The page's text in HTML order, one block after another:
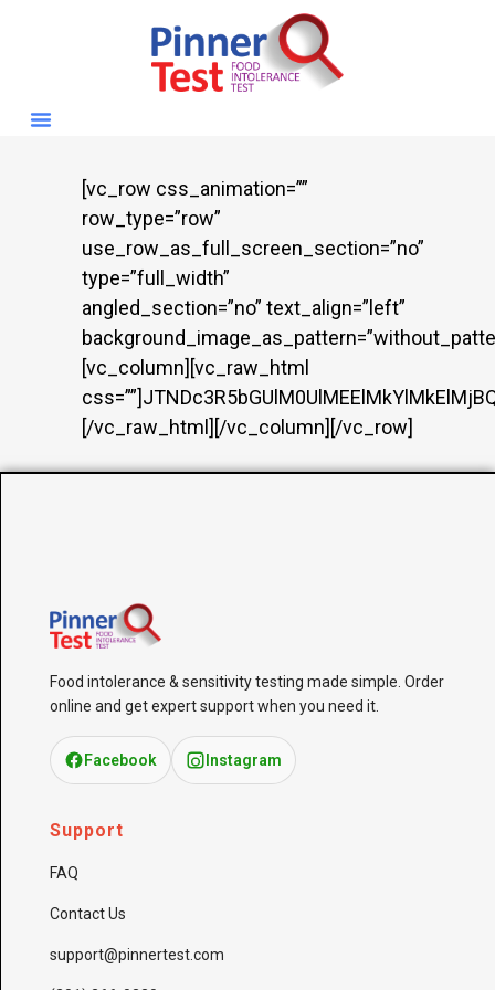
[vc_row css_animation=”” row_type=”row” use_row_as_full_screen_section=”no” type=”full_width” angled_section=”no” text_align=”left” background_image_as_pattern=”without_pattern”][vc_column][vc_raw_html css=””]JTNDc3R5bGUlM0UlMEElMkYlMkElMjBQUkVNSVVNJTIwTElOSyUyMFNUWUxFJTIwRk9SJTIwQUxMJTIwU0VPJTIwUEFHRVMlMjAlMkElMkYlMEEucHQtcGFnZSUyMGElMjAlN0IlMEElMjAlMjBjb2xvciUzQSUyMCUyMzBmMzY4NiUzQiUwQSUyMCUyMGZvbnQtd2VpZ2h0JTNBJTIwNTAwJTNCJTBBJTIwJTIwdGV4dC1kZWNvcmF0aW9uJTNBJTIwbm9uZSUzQiUwQSUyMCUyMGJvcmRlci1ib3R0b20lM0ElMjAxcHglMjBzb2xpZCUyMHRyYW5zcGFyZW50JTNCJTBBJTIwJTIwdHJhbnNpdGlvbiUzQSUyMGNvbG9yJTIwMC4yNXMlMjBlYXNlJTJDJTIwYm9yZGVyLWNvbG9yJTIwMC4yNXMlMjBlYXNlJTNCJTBBJTdEJTBBJTBBLnB0LXBhZ2UlMjBhJTNBaG92ZXIlMjAlN0IlMEElMjAlMjBjb2xvciUzQSUyMCUyMzBhMmQ2NiUzQiUwQSUyMCUyMGJvcmRlci1ib3R0b20lM0ElMjAxcHglMjBzb2xpZCUyMCUyMzBhMmQ2NiUzQiUwQSU3RCUwQSUwQS5wdC1wYWdlJTIwYSUzQXZpc2l0ZWQlMjAlN0IlMEElMjAlMjBjb2xvciUzQSUyMCUyMzBmMzY4NiUzQiUwQSU3RCUwQSUwQSUyRiUyQSUyMEJBU0UlMjBMQVlPVVQlMjAlMkElMkYlMEEucHQtcGFnZSUyMCU3QiUwQSUyMCUyMG1heC13aWR0aCUzQSUyMDExODBweCUzQiUwQSUyMCUyMG1hcmdpbiUzQSUyMDAlMjBhdXRvJTNCJTBBJTIwJTIwcGFkZGluZyUzQSUyMDQwcHglMjAyMHB4JTIwOTBweCUzQiUwQSUyMCUyMGZvbnQtZmFtaWx5JTNBJTIwQXJpYWwlMkMlMjBzYW5zLXNlcmlmJTNCJTBBJTIwJTIwY29sb3IlM0ElMjAlMjMxYTFhMWElM0IlMEElMjAlMjBsaW5lLWhlaWdodCUzQSUyMDEuNyUzQiUwQSU3RCUwQSUwQSUyRiUyQSUyMEhFUk8lMjAlMkElMkYlMEEucHQtaGVybyUyMCU3QiUwQSUyMCUyMGRpc3BsYXklM0ElMjBmbGV4JTNCJTBBJTIwJTIwZ2FwJTNBJTIwNTBweCUzQiUwQSUyMCUyMGFsaWduLWl0ZW1zJTNBJTIwY2VudGVyJTNCJTBBJTIwJTIwanVzdGlmeS1jb250ZW50JTNBJTIwc3BhY2UtYmV0d2VlbiUzQiUwQSUyMCUyMHBhZGRpbmclM0ElMjA1MHB4JTIwNDBweCUzQiUwQSUyMCUyMGJvcmRlci1yYWRpdXMlM0ElMjAyMnB4JTNCJTBBJTIwJTIwYmFja2dyb3VuZCUzQSUyMGxpbmVhci1ncmFkaWVudCUyODEzNWRlZyUyQyUyMCUyM2Y4ZmFmZiUyQyUyMCUyM2ZmZmZmZiUyOSUzQiUwQSUyMCUyMG1hcmdpbi1ib3R0b20lM0ElMjA3MHB4JTNCJTBBJTIwJTIwYm9yZGVyJTNBJTIwMXB4JTIwc29saWQlMjAlMjNlZWYxZmYlM0IlMEElN0QlMEElMEEucHQtaGVyby10ZXh0JTIwJTdCJTIwZmxleCUzQSUyMDElM0IlMjAlN0QlMEElMEEucHQta2lja2VyJTIwJTdCJTBBJTIwJTIwZm9udC1zaXplJTNBJTIwMTNweCUzQiUwQSUyMCUyMGxldHRlci1zcGFjaW5nJTNBJTIwMC4xOGVtJTNCJTBBJTIwJTIwdGV4dC10cmFuc2Zvcm0lM0ElMjB1cHBlcmNhc2UlM0IlMEElMjAlMjBmb250LXdlaWdodCUzQSUyMDcwMCUzQiUwQSUyMCUyMGNvbG9yJTNBJTIwJTIzZDMyZDJkJTNCJTBBJTIwJTIwbWFyZ2luLWJvdHRvbSUzQSUyMDEwcHglM0IlMEElN0QlMEElMEEucHQtaGVyby10ZXh0JTIwaDElMjAlN0IlMEElMjAlMjBmb250LXNpemUlM0ElMjA0MnB4JTNCJTBBJTIwJTIwZm9udC13ZWlnaHQlM0ElMjA4MDAlM0IlMEElMjAlMjBtYXJnaW4tYm90dG9tJTNBJTIwMTRweCUzQiUwQSUyMCUyMGxpbmUtaGVpZ2h0JTNBJTIwMS4yNSUzQiUwQSU3RCUwQSUwQS5wdC1oZXJvLXRleHQlMjBwJTIwJTdCJTBBJTIwJTIwZm9udC1zaXplJTNBJTIwMThweCUzQiUwQSUyMCUyMGNvbG9yJTNBJTIwJTIzNDQ0JTNCJTBBJTIwJTIwbWFyZ2luLWJvdHRvbSUzQSUyMDIwcHglM0IlMEElN0QlMEElMEEucHQtYmFkZ2VzJTIwJTdCJTBBJTIwJTIwZGlzcGxheSUzQSUyMGZsZXglM0IlMEElMjAlMjBmbGV4LXdyYXAlM0ElMjB3cmFwJTNCJTBBJTIwJTIwZ2FwJTNBJTIwMTJweCUzQiUwQSUyMCUyMG1hcmdpbi1ib3R0b20lM0ElMjAyOHB4JTNCJTBBJTdEJTBBJTBBLnB0LWJhZGdlcyUyMHNwYW4lMjAlN0IlMEElMjAlMjBmb250LXNpemUlM0ElMjAxM3B4JTNCJTBBJTIwJTIwcGFkZGluZyUzQSUyMDdweCUyMDE0cHglM0IlMEElMjAlMjBiYWNrZ3JvdW5kJTNBJTIwJTIzZmZmZmZmJTNCJTBBJTIwJTIwYm9yZGVyLXJhZGl1cyUzQSUyMDE0cHglM0IlMEElMjAlMjBib3JkZXIlM0ElMjAxcHglMjBzb2xpZCUyMCUyM2U0ZThmZiUzQiUwQSU3RCUwQSUwQSUyRiUyQSUyMENUQSUyMEJVVFRPTiUyMCVFMiU4MCU5MyUyMG92ZXJyaWRlJTIwbGluayUyMHN0eWxlcyUyMCUyQSUyRiUwQS5wdC1wYWdlJTIwYS5wdC1idG4tcHJpbWFyeSUyQyUwQS5wdC1wYWdlJTIwYS5wdC1idG4tcHJpbWFyeSUzQXZpc2l0ZWQlMjAlN0IlMEElMjAlMjBkaXNwbGF5JTNBJTIwaW5saW5lLWJsb2NrJTNCJTBBJTIwJTIwcGFkZGluZyUzQSUyMDE0cHglMjAzMnB4JTNCJTBBJTIwJTIwYmFja2dyb3VuZCUzQSUyMGxpbmVhci1ncmFkaWVudCUyODEzNWRlZyUyQyUyMCUyM2U1MzkzNSUyQyUyMCUyM2M2MjgyOCUyOSUzQiUwQSUyMCUyMGNvbG9yJTNBJTIwJTIzZmZmZmZmJTNCJTBBJTIwJTIwYm9yZGVyLXJhZGl1cyUzQSUyMDQwcHglM0IlMEElMjAlMjBmb250LXdlaWdodCUzQSUyMDcwMCUzQiUwQSUyMCUyMGZvbnQtc2l6ZSUzQSUyMDE2cHglM0IlMEElMjAlMjBsZXR0ZXItc3BhY2luZyUzQSUyMDAuM3B4JTNCJTBBJTIwJTIwdGV4dC1kZWNvcmF0aW9uJTNBJTIwbm9uZSUzQiUwQSUyMCUyMGJvcmRlci1ib3R0b20lM0ElMjBub25lJTNCJTBBJTIwJTIwYm94LXNoYWRvdyUzQSUyMDAlMjA4cHglMjAyMHB4JTIwcmdiYSUyODIyOSUyQyUyMDU3JTJDJTIwNTMlMkMlMjAwLjI4JTI5JTNCJTBBJTIwJTIwdHJhbnNpdGlvbiUzQSUyMGFsbCUyMDAuMjVzJTIwZWFzZSUzQiUwQSU3RCUwQSUwQS5wdC1wYWdlJTIwYS5wdC1idG4tcHJpbWFyeSUzQWhvdmVyJTIwJTdCJTBBJTIwJTIwYmFja2dyb3VuZCUzQSUyMGxpbmVhci1ncmFkaWVudCUyODEzNWRlZyUyQyUyMCUyM2QzMmYyZiUyQyUyMCUyM2I3MWMxYyUyOSUzQiUwQSUyMCUyMGJveC1zaGFkb3clM0ElMjAwJTIwMTBweCUyMDI2cHglMjByZ2JhJTI4MjI5JTJDJTIwNTclMkMlMjA1MyUyQyUyMDAuMzglMjklM0IlMEElMjAlMjB0cmFuc2Zvcm0lM0ElMjB0cmFuc2xhdGVZJTI4LTJweCUyOSUzQiUwQSUyMCUyMGNvbG9yJTNBJTIwJTIzZmZmZmZmJTNCJTBBJTIwJTIwYm9yZGVyLWJvdHRvbSUzQSUyMG5vbmUlM0IlMEElN0QlMEElMEElMkYlMkElMjBIRVJPJTIwSU1BR0UlMjAlMkElMkYlMEEucHQtaGVyby1pbWFnZSUyMCU3QiUwQSUyMCUyMGZsZXglM0ElMjAwJTIwMCUyMDM4MHB4JTNCJTBBJTIwJTIwYmFja2dyb3VuZCUzQSUyMCUyM2ZmZiUzQiUwQSUyMCUyMHBhZGRpbmclM0ElMjAyMHB4JTNCJTBBJTIwJTIwYm9yZGVyLXJhZGl1cyUzQSUyMDIwcHglM0IlMEElMjAlMjBib3gtc2hhZG93JTNBJTIwMCUyMDIwcHglMjA0NXB4JTIwcmdiYSUyODAlMkMwJTJDMCUyQzAuMTIlMjklM0IlMEElMjAlMjBib3JkZXIlM0ElMjAxcHglMjBzb2xpZCUyMCUyM2YwZjJmZiUzQiUwQSU3RCUwQSUwQS5wdC1oZXJvLWltYWdlJTIwaW1nJTIwJTdCJTBBJTIwJTIwd2lkdGglM0ElMjAxMDAlMjUlM0IlMEElMjAlMjBib3JkZXItcmFkaXVzJTNBJTIwMTZweCUzQiUwQSUyMCUyMGRpc3BsYXklM0ElMjBibG9jayUzQiUwQSU3RCUwQSUwQSUyRiUyQSUyMFNFQ1RJT05TJTIwJTJBJTJGJTBBLnB0LXNlY3Rpb24lMjAlN0IlMjBtYXJnaW4tYm90dG9tJTNBJTIwNjBweCUzQiUyMCU3RCUwQSUwQS5wdC1zZWN0aW9uJTIwaDIlMjAlN0IlMEElMjAlMjBmb250LXNpemUlM0ElMjAzMHB4JTNCJTBBJTIwJTIwbWFyZ2luLWJvdHRvbSUzQSUyMDE0cHglM0IlMEElN0QlMEElMEEucHQtc2VjdGlvbiUyMHAlMjAlN0IlMjBtYXJnaW4tYm90dG9tJTNBJTIwMTBweCUzQiUyMCU3RCUwQSUwQS5wdC1oaWdobGlnaHQlMjAlN0IlMEElMjAlMjBwYWRkaW5nJTNBJTIwMThweCUyMDIwcHglM0IlMEElMjAlMjBiYWNrZ3JvdW5kJTNBJTIwJTIzZjlmYWZmJTNCJTBBJTIwJTIwYm9yZGVyLWxlZnQlM0ElMjA0cHglMjBzb2xpZCUyMCUyM2IyMjY4YiUzQiUwQSUyMCUyMGJvcmRlci1yYWRpdXMlM0ElMjAxMHB4JTNCJTBBJTIwJTIwbWFyZ2luJTNBJTIwMTVweCUyMDAlMjAyNXB4JTNCJTBBJTdEJTBBJTBBJTJGJTJBJTIwVFdPJTIwQ09MVU1OUyUyMCUyQSUyRiUwQS5wdC1jb2x1bW5zJTIwJTdCJTBBJTIwJTIwZGlzcGxheSUzQSUyMGdyaWQlM0IlMEElMjAlMjBncmlkLXRlbXBsYXRlLWNvbHVtbnMlM0ElMjByZXBlYXQlMjgyJTJDJTIwbWlubWF4JTI4MCUyQzFmciUyOSUyOSUzQiUwQSUyMCUyMGdhcCUzQSUyMDMwcHglM0IlMEElN0QlMEElMEElMkYlMkElMjBDSEVDS0xJU1QlMjAlMkElMkYlMEEucHQtY2hlY2tsaXN0JTIwJTdCJTBBJTIwJTIwcGFkZGluZy1sZWZ0JTNBJTIwMCUzQiUwQSUyMCUyMGxpc3Qtc3R5bGUlM0ElMjBub25lJTNCJTBBJTdEJTBBJTBBLnB0LWNoZWNrbGlzdCUyMGxpJTIwJTdCJTBBJTIwJTIwcG9zaXRpb24lM0ElMjByZWxhdGl2ZSUzQiUwQSUyMCUyMHBhZGRpbmctbGVmdCUzQSUyMDI0cHglM0IlMEElMjAlMjBtYXJnaW4tYm90dG9tJTNBJTIwMTBweCUzQiUwQSUyMCUyMGZvbnQtc2l6ZSUzQSUyMDE2cHglM0IlMEElN0QlMEElMEEucHQtY2hlY2tsaXN0JTIwbGklM0ElM0FiZWZvcmUlMjAlN0IlMEElMjAlMjBjb250ZW50JTNBJTIwJTIyJUUyJTlDJTkzJTIyJTNCJTBBJTIwJTIwcG9zaXRpb24lM0ElMjBhYnNvbHV0ZSUzQiUwQSUyMCUyMGxlZnQlM0ElMjAwJTNCJTBBJTIwJTIwdG9wJTNBJTIwMCUzQiUwQSUyMCUyMGNvbG9yJTNBJTIwJTIzMjhhNzQ1JTNCJTBBJTIwJTIwZm9udC13ZWlnaHQlM0ElMjA3MDAlM0IlMEElN0QlMEElMEElMkYlMkElMjBGQVElMjBBQ0NPUkRJT04lMjAlMkElMkYlMEEucHQtZmFxJTIwJTdCJTIwbWFyZ2luLXRvcCUzQSUyMDEwcHglM0IlMjAlN0QlMEElMEEucHQtYWNjb3JkaW9uLWl0ZW0lMjAlN0IlMEElMjAlMjBib3JkZXIlM0ElMjAxcHglMjBzb2xpZCUyMCUyM2U1ZThmZiUzQiUwQSUyMCUyMGJvcmRlci1yYWRpdXMlM0ElMjAxNHB4JTNCJTBBJTIwJTIwbWFyZ2luLWJvdHRvbSUzQSUyMDEycHglM0IlMEElMjAlMjBvdmVyZmxvdyUzQSUyMGhpZGRlbiUzQiUwQSUyMCUyMGJhY2tncm91bmQlM0ElMjAlMjNmZmZmZmYlM0IlMEElMjAlMjBib3gtc2hhZG93JTNBJTIwMCUyMDRweCUyMDE2cHglMjByZ2JhJTI4MCUyQzAlMkMwJTJDMC4wNSUyOSUzQiUwQSU3RCUwQSUwQS5wdC1hY2NvcmRpb24tdGl0bGUlMjAlN0IlMEElMjAlMjB3aWR0aCUzQSUyMDEwMCUyNSUzQiUwQSUyMCUyMHRleHQtYWxpZ24lM0ElMjBsZWZ0JTNCJTBBJTIwJTIwYmFja2dyb3VuZCUzQSUyMCUyM2Y5ZmFmZiUzQiUwQSUyMCUyMGJvcmRlciUzQSUyMG5vbmUlM0IlMEElMjAlMjBwYWRkaW5nJTNBJTIwMTZweCUyMDIwcHglM0IlMEElMjAlMjBmb250LXNpemUlM0ElMjAxN3B4JTNCJTBBJTIwJTIwZm9udC13ZWlnaHQlM0ElMjA2MDAlM0IlMEElMjAlMjBjdXJzb3IlM0ElMjBwb2ludGVyJTNCJTBBJTIwJTIwb3V0bGluZSUzQSUyMG5vbmUlM0IlMEElMjAlMjBjb2xvciUzQSUyMCUyMzBmMzY4NiUzQiUwQSUyMCUyMGRpc3BsYXklM0ElMjBmbGV4JTNCJTBBJTIwJTIwanVzdGlmeS1jb250ZW50JTNBJTIwc3BhY2UtYmV0d2VlbiUzQiUwQSUyMCUyMGFsaWduLWl0ZW1zJTNBJTIwY2VudGVyJTNCJTBBJTIwJTIwdHJhbnNpdGlvbiUzQSUyMGJhY2tncm91bmQlMjAwLjJzJTNCJTBBJTdEJTBBJTBBLnB0LWFjY29yZGlvbi10aXRsZSUzQSUzQWFmdGVyJTIwJTdCJTBBJTIwJTIwY29udGVudCUzQSUyMCUyMiUyQiUyMiUzQiUwQSUyMCUyMGZvbnQtc2l6ZSUzQSUyMDIwcHglM0IlMEElMjAlMjBmb250LXdlaWdodCUzQSUyMDcwMCUzQiUwQSUyMCUyMGNvbG9yJTNBJTIwJTIzMGYzNjg2JTNCJTBBJTdEJTBBJTBBLnB0LWFjY29yZGlvbi10aXRsZS5hY3RpdmUlMjAlN0IlMEElMjAlMjBiYWNrZ3JvdW5kJTNBJTIwJTIzZjFmNGZmJTNCJTBBJTdEJTBBJTBBLnB0LWFjY29yZGlvbi10aXRsZS5hY3RpdmUlM0ElM0FhZnRlciUyMCU3QiUwQSUyMCUyMGNvbnRlbnQlM0ElMjAlMjIlRTIlODAlOTMlMjIlM0IlMEElN0QlMEElMEEucHQtYWNjb3JkaW9uLWNvbnRlbnQlMjAlN0IlMEElMjAlMjBtYXgtaGVpZ2h0JTNBJTIwMCUzQiUwQSUyMCUyMG92ZXJmbG93JTNBJTIwaGlkZGVuJTNCJTBBJTIwJTIwYmFja2dyb3VuZCUzQSUyMCUyM2ZmZmZmZiUzQiUwQSUyMCUyMHBhZGRpbmclM0ElMjAwJTIwMjBweCUzQiUwQSUyMCUyMHRyYW5zaXRpb24lM0ElMjBtYXgtaGVpZ2h0JTIwMC4zNXMlMjBlYXNlJTNCJTBBJTdEJTBBJTBBLnB0LWFjY29yZGlvbi1jb250ZW50JTIwcCUyMCU3QiUwQSUyMCUyMG1hcmdpbiUzQSUyMDE2cHglMjAwJTIwMThweCUzQiUwQSUyMCUyMGZvbnQtc2l6ZSUzQSUyMDE1cHglM0IlMEElN0QlMEElMEElMkYlMkElMjBSRVNQT05TSVZFJTIwJTJBJTJGJTBBJTQwbWVkaWElMjAlMjhtYXgtd2lkdGglM0ElMjA5MDBweCUyOSUyMCU3QiUwQSUyMCUyMC5wdC1oZXJvJTIwJTdCJTIwZmxleC1kaXJlY3Rpb24lM0ElMjBjb2x1bW4lM0IlMjB0ZXh0LWFsaWduJTNBJTIwY2VudGVyJTNCJTIwcGFkZGluZyUzQSUyMDMycHglMjAyNHB4JTNCJTIwJTdEJTBBJTIwJTIwLnB0LWhlcm8taW1hZ2UlMjAlN0IlMjB3aWR0aCUzQSUyMDEwMCUyNSUzQiUyMG1heC13aWR0aCUzQSUyMDM2MHB4JTNCJTIwJTdEJTBBJTIwJTIwLnB0LWNvbHVtbnMlMjAlN0IlMjBncmlkLXRlbXBsYXRlLWNvbHVtbnMlM0ElMjAxZnIlM0IlMjAlN0QlMEElMjAlMjAucHQtaGVyby10ZXh0JTIwaDElMjAlN0IlMjBmb250LXNpemUlM0ElMjAzMnB4JTNCJTIwJTdEJTBBJTdEJTBBJTNDJTJGc3R5bGUlM0UlMEElMEElM0NkaXYlMjBjbGFzcyUzRCUyMnB0LXBhZ2UlMjIlM0UlMEElMEElMjAlMjAlM0MlMjEtLSUyMEhFUk8lMjAtLSUzRSUwQSUyMCUyMCUzQ3NlY3Rpb24lMjBjbGFzcyUzRCUyMnB0LWhlcm8lMjIlM0UlMEElMjAlMjAlMjAlMjAlM0NkaXYlMjBjbGFzcyUzRCUyMnB0LWhlcm8tdGV4dCUyMiUzRSUwQSUyMCUyMCUyMCUyMCUyMCUyMCUzQ2RpdiUyMGNsYXNzJTNEJTIycHQta2lja2VyJTIyJTNFU3RvbWFjaCUyMENyYW1waW5nJTIwJTI2JTIwRm9vZCUyMEludG9sZXJhbmNlJTNDJTJGZGl2JTNFJTBBJTIwJTIwJTIwJTIwJTIwJTIwJTNDaDElM0VTdG9tYWNoJTIwQ3JhbXBpbmclMjAlMjYlMjBQYWluJTNBJTIwQ291bGQlMjBhJTIwRm9vZCUyMFNlbnNpdGl2aXR5JTIwQmUlMjBCZWhpbmQlMjBZb3VyJTIwRGlzY29tZm9ydCUzRiUzQyUyRmgxJTNFJTBBJTIwJTIwJTIwJTIwJTIwJTIwJTNDcCUzRSU
Food intolerance & sensitivity testing made simple. Order
online and get expert support when you need it.
Facebook Instagram
Support
FAQ
Contact Us
support@pinnertest.com